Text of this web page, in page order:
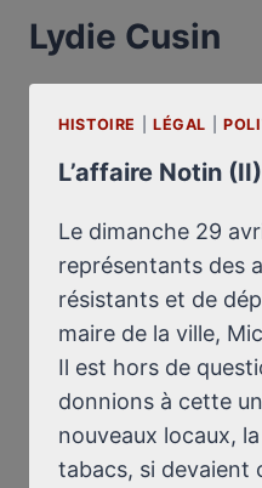
Lydie Cusin
HISTOIRE LÉGAL
L’affaire Notin (II)
Le dimanche 29
représentants des
résistants et de
maire de la ville,
Il est hors de
donnions à cette
nouveaux locaux,
tabacs, si devaient